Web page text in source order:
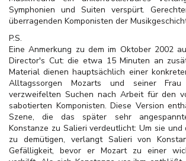
Symphonien und Suiten verspürt.
überragenden Komponisten der
P.S.
Eine Anmerkung zu dem im Oktober 2002
Director's Cut: die etwa 15 Minuten an
Material dienen hauptsächlich einer
Alltagssorgen Mozarts und seiner Frau
verzweifelten Suchen nach Arbeit für den
sabotierten Komponisten. Diese Version
Szene, die das später sehr
Konstanze zu Salieri verdeutlicht: Um sie
zu demütigen, verlangt Salieri von
Gefälligkeit, bevor er Mozart zu einer